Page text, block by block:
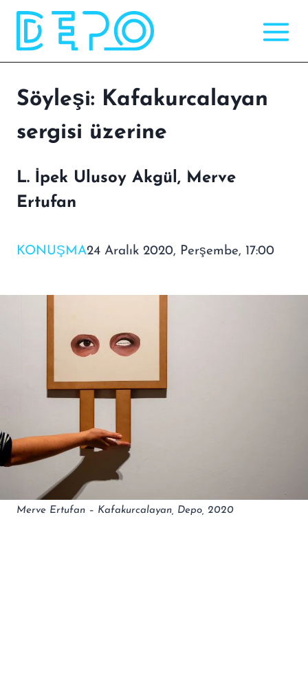
Skip
content
Söyleşi: Kafakurcalayan
sergisi üzerine
L. İpek Ulusoy Akgül, Merve
Ertufan
KONUŞMA24 Aralık 2020, Perşembe, 17:00
Merve Ertufan – Kafakurcalayan, Depo, 2020